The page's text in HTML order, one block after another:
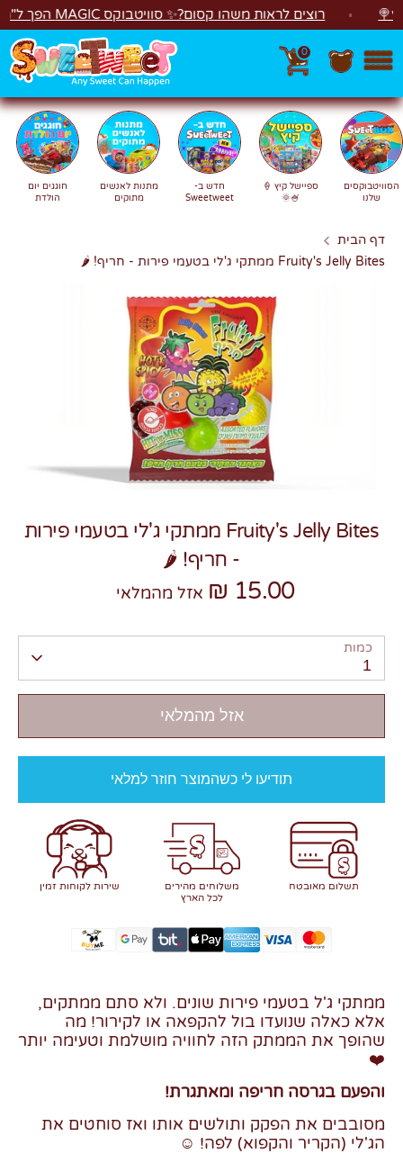
דלג רוצים לראות משהו קסום?✨ סוויטבוקס MAGIC הפך ל"מכונת משחקים"! 🎁🕹️
0
חפשחיפוש
צרו קשר
הסוויטבוקסים
שלנו
ספיישל קיץ 🍦
🍧🌞
חדש ב-
Sweetweet
מתנות לאנשים
מתוקים
חוגגים יום
הולדת
דף הבית
Fruity's Jelly Bites ממתקי ג'לי בטעמי פירות - חריף! 🌶️
Fruity's Jelly Bites ממתקי ג'לי בטעמי פירות
- חריף! 🌶️
15.00 ₪ אזל מהמלאי
כמות
1
אזל מהמלאי
תודיעו לי כשהמוצר חוזר למלאי
תשלום מאובטח
משלוחים מהירים
לכל הארץ
שירות לקוחות זמין
ממתקי ג'ל בטעמי פירות שונים. ולא סתם ממתקים,
אלא כאלה שנועדו בול להקפאה או לקירור! מה
שהופך את הממתק הזה לחוויה מושלמת וטעימה יותר
❤️
והפעם בגרסה חריפה ומאתגרת!
מסובבים את הפקק ותולשים אותו ואז סוחטים את
הג'לי (הקריר והקפוא) לפה! ☺️